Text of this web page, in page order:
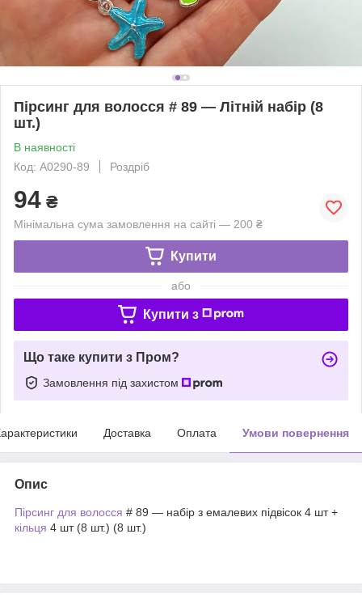
Пірсинг для волосся # 89 — Літній набір (8
шт.)
В наявності
Код: A0290-89
Роздріб
94 ₴
Мінімальна сума замовлення на сайті — 200 ₴
Купити
або
Купити з
Що таке купити з Пром?
Замовлення під захистом
Доставка Оплата Умови повернення
Опис
Пірсинг для волосся # 89 — набір з емалевих підвісок 4 шт +
кільця 4 шт (8 шт.) (8 шт.)